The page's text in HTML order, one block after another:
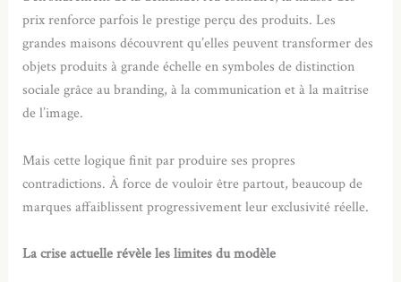
prix renforce parfois le prestige perçu des produits. Les
grandes maisons découvrent qu’elles peuvent transformer des
objets produits à grande échelle en symboles de distinction
sociale grâce au branding, à la communication et à la maîtrise
de l’image.
Mais cette logique finit par produire ses propres
contradictions. À force de vouloir être partout, beaucoup de
marques affaiblissent progressivement leur exclusivité réelle.
La crise actuelle révèle les limites du modèle